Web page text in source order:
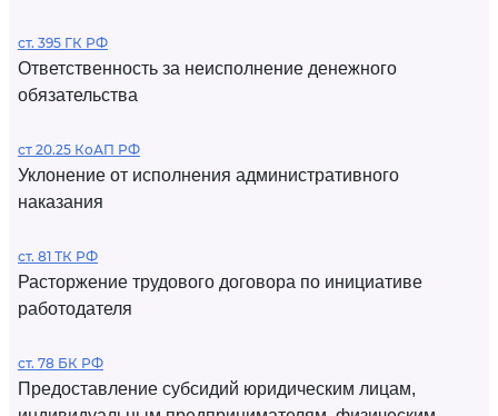
ст. 395 ГК РФ
Ответственность за неисполнение денежного
обязательства
ст 20.25 КоАП РФ
Уклонение от исполнения административного
наказания
ст. 81 ТК РФ
Расторжение трудового договора по инициативе
работодателя
ст. 78 БК РФ
Предоставление субсидий юридическим лицам,